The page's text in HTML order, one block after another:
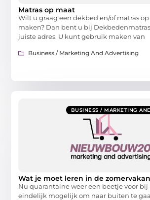
Matras op maat
Wilt u graag een dekbed en/of matras
maken? Dan bent u bij
juiste adres. U kunt gebruik maken van
Business / Marketing And Advertising
BUSINESS / MARKETING
Wat je moet leren in de
Nu quarantaine weer een beetje voor bij
eindelijk mogelijk om naar buiten te